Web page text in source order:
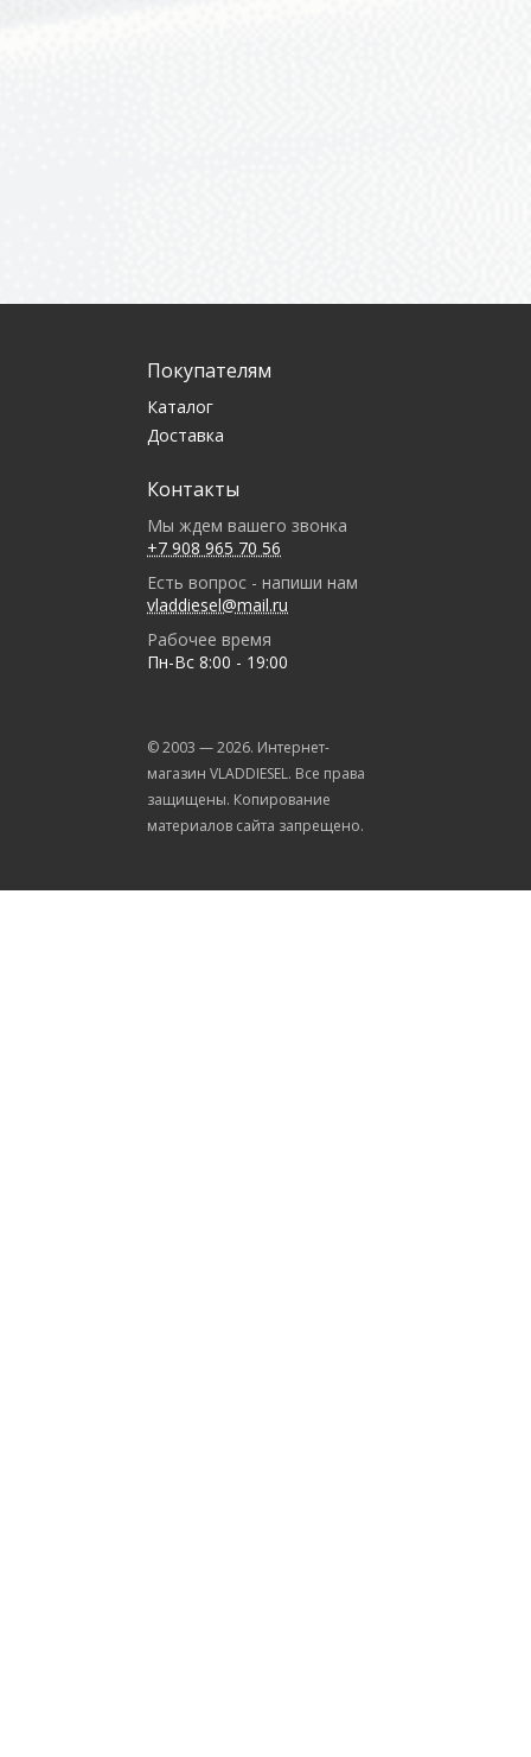
Покупателям
Каталог
Доставка
Контакты
Мы ждем вашего звонка
+7 908 965 70 56
Есть вопрос - напиши нам
vladdiesel@mail.ru
Рабочее время
Пн-Вс 8:00 - 19:00
© 2003 —2026. Интернет-
магазин VLADDIESEL. Все права
защищены. Копирование
материалов сайта запрещено.